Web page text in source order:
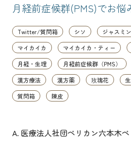
月経前症候群(PMS)でお悩
Twitter/質問箱 シソ ジャスミン
マイカイカ
マイカイカ・ティー
月経・生理
月経前症候群（PMS）
漢方療法
漢方薬 玫瑰花
質問箱
陳皮
A. 医療法人社団ペリカン六本木